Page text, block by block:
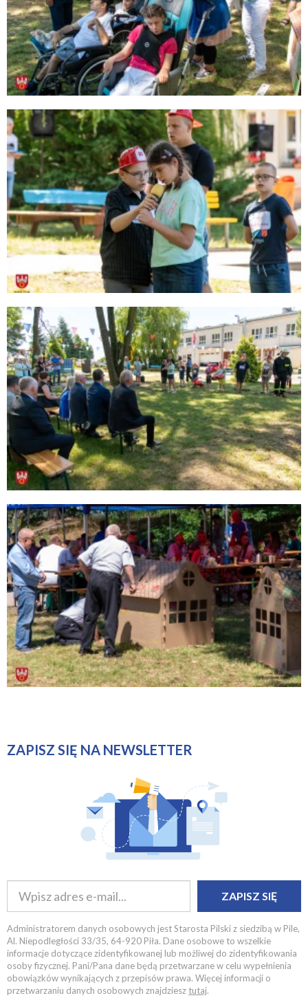
ZAPISZ SIĘ NA NEWSLETTER
ZAPISZ SIĘ
Administratorem danych osobowych jest Starosta Pilski z siedzibą w Pile,
Al. Niepodległości 33/35, 64-920 Piła. Dane osobowe to wszelkie
informacje dotyczące zidentyfikowanej lub możliwej do zidentyfikowania
osoby fizycznej. Pani/Pana dane będą przetwarzane w celu wypełnienia
obowiązków wynikających z przepisów prawa. Więcej informacji o
przetwarzaniu danych osobowych znajdziesz tutaj.